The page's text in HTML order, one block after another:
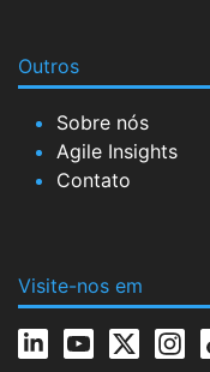
Outros
Sobre nós
Agile Insights
Contato
Visite-nos em